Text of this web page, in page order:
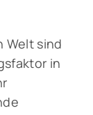
Welt sind
in